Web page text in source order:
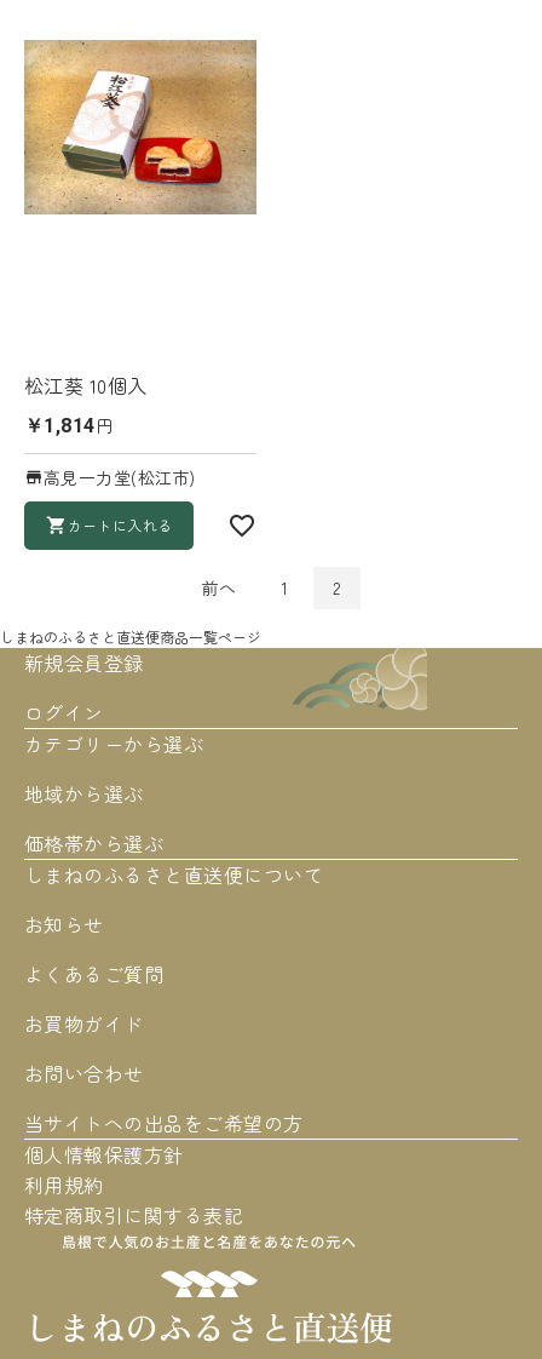
松江葵 10個入
￥1,814円
高見一力堂(松江市)
カートに入れる
前へ 1 2
しまねのふるさと直送便商品一覧ページ
カテゴリーから選ぶ
地域から選ぶ
価格帯から選ぶ
新規会員登録
ログイン
しまねのふるさと直送便について
お知らせ
よくあるご質問
お買物ガイド
お問い合わせ
当サイトへの出品をご希望の方
個人情報保護方針
利用規約
特定商取引に関する表記